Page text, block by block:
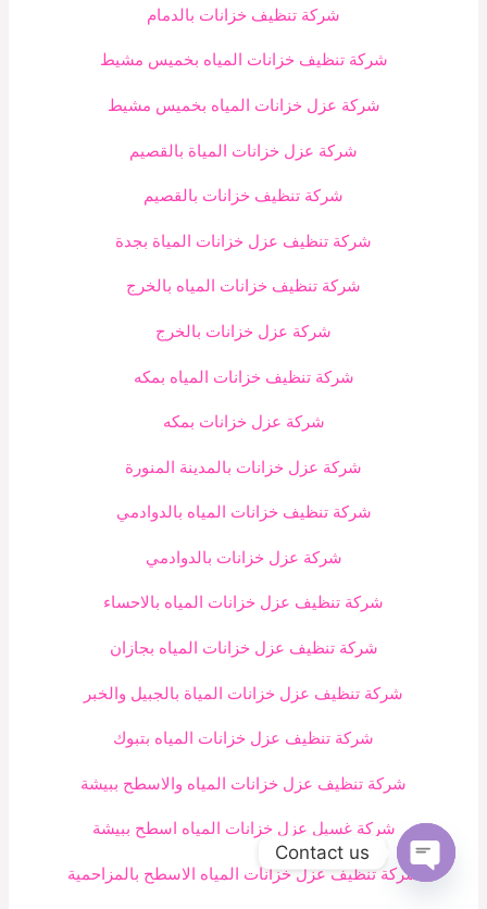
شركة تنظيف خزانات بالدمام
شركة تنظيف خزانات المياه بخميس مشيط
شركة عزل خزانات المياه بخميس مشيط
شركة عزل خزانات المياة بالقصيم
شركة تنظيف خزانات بالقصيم
شركة تنظيف عزل خزانات المياة بجدة
شركة تنظيف خزانات المياه بالخرج
شركة عزل خزانات بالخرج
شركة تنظيف خزانات المياه بمكه
شركة عزل خزانات بمكه
شركة عزل خزانات بالمدينة المنورة
شركة تنظيف خزانات المياه بالدوادمي
شركة عزل خزانات بالدوادمي
شركة تنظيف عزل خزانات المياه بالاحساء
شركة تنظيف عزل خزانات المياه بجازان
شركة تنظيف عزل خزانات المياة بالجبيل والخبر
شركة تنظيف عزل خزانات المياه بتبوك
شركة تنظيف عزل خزانات المياه والاسطح ببيشة
شركة غسيل عزل خزانات المياه اسطح ببيشة
شركة تنظيف عزل خزانات المياه الاسطح بالمزاحمية
Contact us
Open